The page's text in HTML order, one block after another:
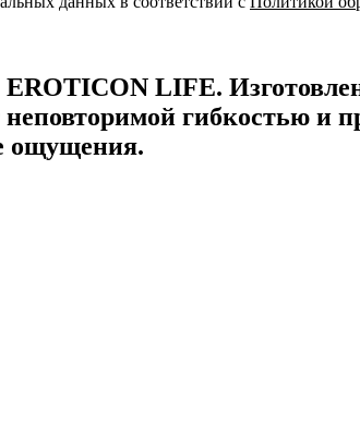
LIFE.
гибкостью и
ощущения.